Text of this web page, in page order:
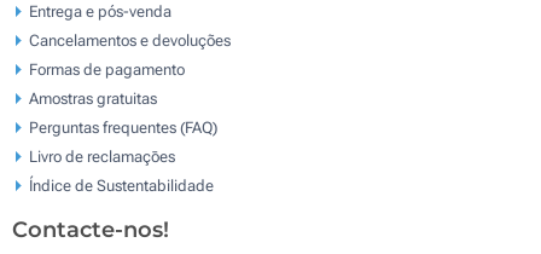
Entrega e pós-venda
Cancelamentos e devoluções
Formas de pagamento
Amostras gratuitas
Perguntas frequentes (FAQ)
Livro de reclamaçōes
Índice de Sustentabilidade
Contacte-nos!